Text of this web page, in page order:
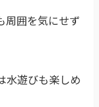
周囲を気にせず
水遊びも楽しめ